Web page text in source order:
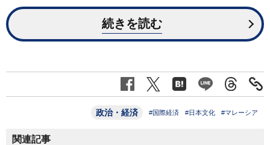
続きを読む
政治・経済 #国際経済 #日本文化 #マレーシア
関連記事